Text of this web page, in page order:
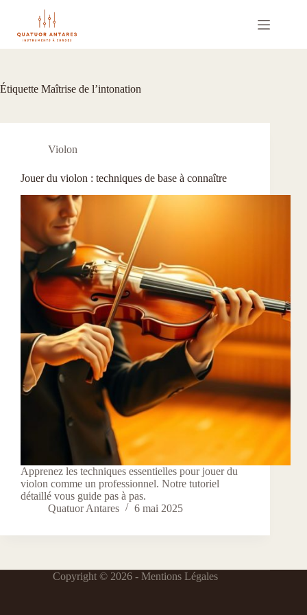
contenu
Étiquette Maîtrise de l’intonation
Violon
Jouer du violon : techniques de base à connaître
Apprenez les techniques essentielles pour jouer du
violon comme un professionnel. Notre tutoriel
détaillé vous guide pas à pas.
Quatuor Antares
6 mai 2025
Copyright © 2026 - Mentions Légales